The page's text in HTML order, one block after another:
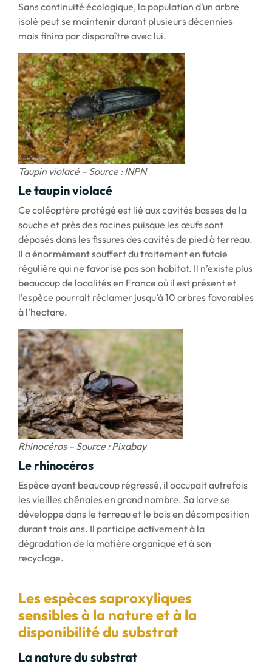
Sans continuité écologique, la population d’un arbre
isolé peut se maintenir durant plusieurs décennies
mais finira par disparaître avec lui.
Taupin violacé – Source : INPN
Le taupin violacé
Ce coléoptère protégé est lié aux cavités basses de la
souche et près des racines puisque les œufs sont
déposés dans les fissures des cavités de pied à terreau.
Il a énormément souffert du traitement en futaie
régulière qui ne favorise pas son habitat. Il n’existe plus
beaucoup de localités en France où il est présent et
l’espèce pourrait réclamer jusqu’à 10 arbres favorables
à l’hectare.
Rhinocéros – Source : Pixabay
Le rhinocéros
Espèce ayant beaucoup régressé, il occupait autrefois
les vieilles chênaies en grand nombre. Sa larve se
développe dans le terreau et le bois en décomposition
durant trois ans. Il participe activement à la
dégradation de la matière organique et à son
recyclage.
Les espèces saproxyliques
sensibles à la nature et à la
disponibilité du substrat
La nature du substrat